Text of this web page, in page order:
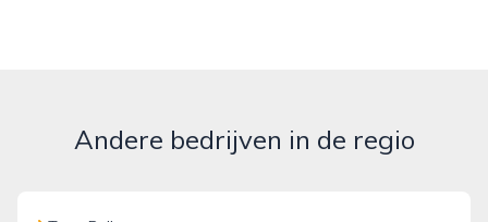
Andere bedrijven in de regio